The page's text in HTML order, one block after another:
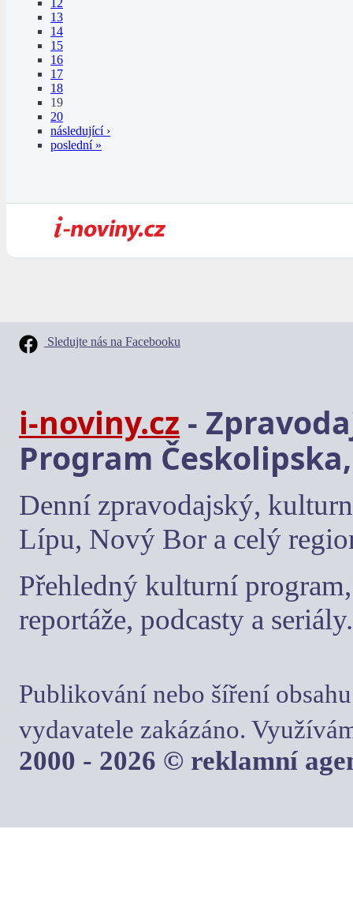
12
13
14
15
16
17
18
19
20
následující ›
poslední »
Sledujte nás na Facebooku
i-noviny.cz -
Program
Denní zpravodajský,
Lípu, Nový Bor a celý
Přehledný kulturní
reportáže, podcasty a seriály.
Publikování nebo šíření
vydavatele zakázáno.
2000 - 2026 © reklamní